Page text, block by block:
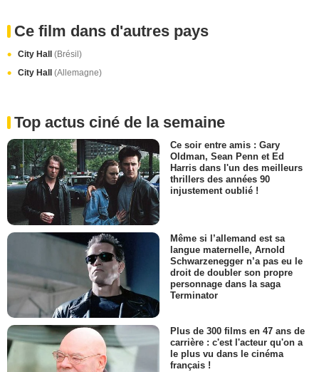
Ce film dans d'autres pays
City Hall (Brésil)
City Hall (Allemagne)
Top actus ciné de la semaine
Ce soir entre amis : Gary
Oldman, Sean Penn et Ed
Harris dans l'un des meilleurs
thrillers des années 90
injustement oublié !
Même si l’allemand est sa
langue maternelle, Arnold
Schwarzenegger n’a pas eu le
droit de doubler son propre
personnage dans la saga
Terminator
Plus de 300 films en 47 ans de
carrière : c'est l'acteur qu'on a
le plus vu dans le cinéma
français !